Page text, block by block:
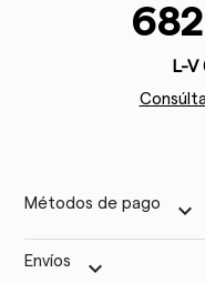
L-V
Métodos de pago keyboard_arrow_down
Envíos keyboard_arrow_down